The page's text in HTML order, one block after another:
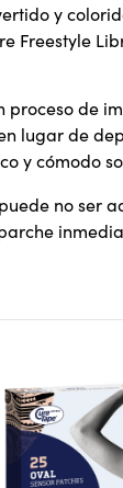
y
Freestyle
de
lugar de
y cómodo
no ser